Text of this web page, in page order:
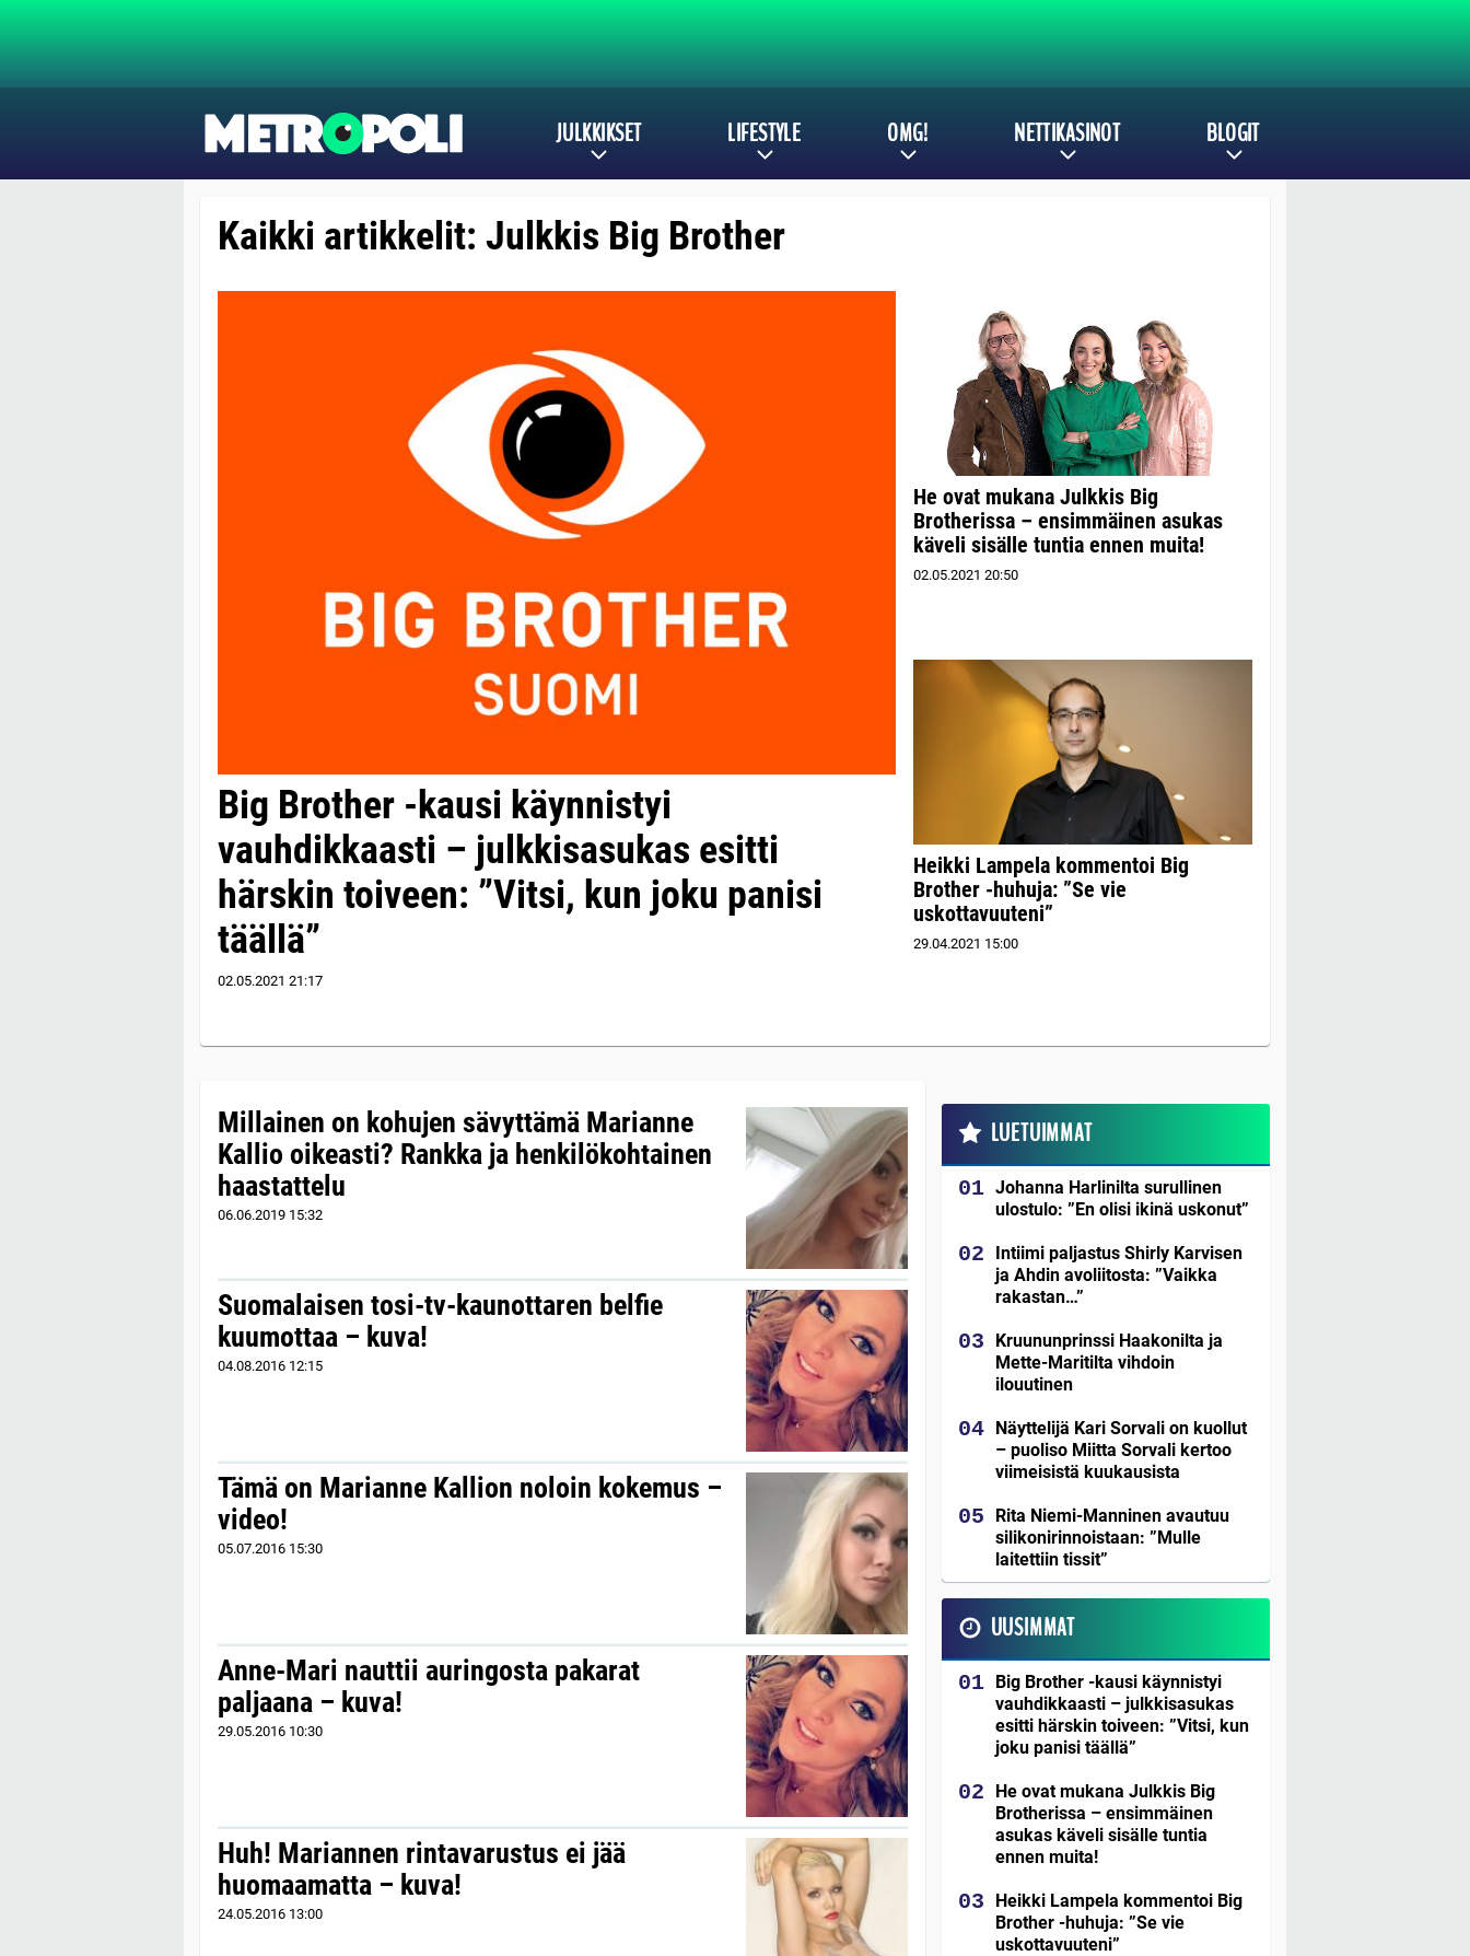
JULKKIKSET LIFESTYLE OMG! NETTIKASINOT BLOGIT
Kaikki artikkelit: Julkkis Big Brother
Big Brother -kausi käynnistyi
vauhdikkaasti – julkkisasukas esitti
härskin toiveen: ”Vitsi, kun joku panisi
täällä”
02.05.2021 21:17
He ovat mukana Julkkis Big
Brotherissa – ensimmäinen asukas
käveli sisälle tuntia ennen muita!
02.05.2021 20:50
Heikki Lampela kommentoi Big
Brother -huhuja: ”Se vie
uskottavuuteni”
29.04.2021 15:00
Millainen on kohujen sävyttämä Marianne
Kallio oikeasti? Rankka ja henkilökohtainen
haastattelu
06.06.2019 15:32
Suomalaisen tosi-tv-kaunottaren belfie
kuumottaa – kuva!
04.08.2016 12:15
Tämä on Marianne Kallion noloin kokemus –
video!
05.07.2016 15:30
Anne-Mari nauttii auringosta pakarat
paljaana – kuva!
29.05.2016 10:30
Huh! Mariannen rintavarustus ei jää
huomaamatta – kuva!
24.05.2016 13:00
LUETUIMMAT
Johanna Harlinilta surullinen
ulostulo: ”En olisi ikinä uskonut”
Intiimi paljastus Shirly Karvisen
ja Ahdin avoliitosta: ”Vaikka
rakastan…”
Kruununprinssi Haakonilta ja
Mette-Maritilta vihdoin
ilouutinen
Näyttelijä Kari Sorvali on kuollut
– puoliso Miitta Sorvali kertoo
viimeisistä kuukausista
Rita Niemi-Manninen avautuu
silikonirinnoistaan: ”Mulle
laitettiin tissit”
UUSIMMAT
Big Brother -kausi käynnistyi
vauhdikkaasti – julkkisasukas
esitti härskin toiveen: ”Vitsi, kun
joku panisi täällä”
He ovat mukana Julkkis Big
Brotherissa – ensimmäinen
asukas käveli sisälle tuntia
ennen muita!
Heikki Lampela kommentoi Big
Brother -huhuja: ”Se vie
uskottavuuteni”